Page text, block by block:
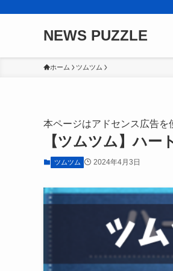
NEWS PUZZLE
ホーム ツムツム
本ページはアドセンス広告を
【ツムツム】ハー
ツムツム 2024年4月3日